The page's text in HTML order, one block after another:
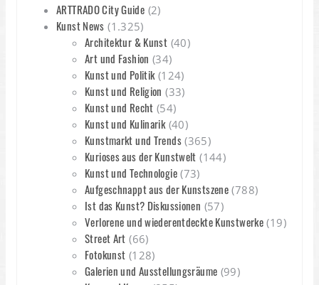
ARTTRADO City Guide (2)
Kunst News (1.325)
Architektur & Kunst (40)
Art und Fashion (34)
Kunst und Politik(124)
Kunst und Religion (33)
Kunst und Recht (54)
Kunst und Kulinarik(40)
Kunstmarkt und Trends(365)
Kurioses aus der Kunstwelt (144)
Kunst und Technologie(73)
Aufgeschnappt aus der Kunstszene (788)
Ist das Kunst? Diskussionen (57)
Verlorene und wiederentdeckte Kunstwerke (19)
Street Art (66)
Fotokunst (128)
Galerien und Ausstellungsräume (99)